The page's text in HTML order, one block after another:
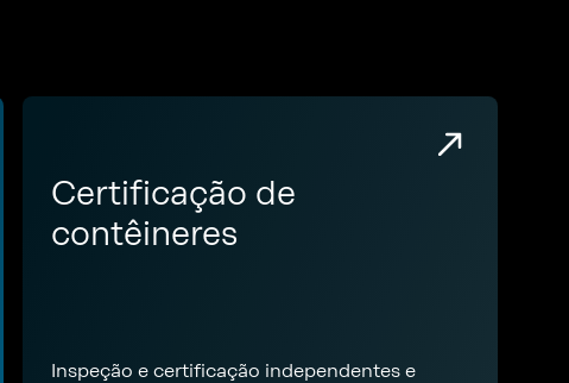
Certificação de
contêineres
Inspeção e certificação independentes e